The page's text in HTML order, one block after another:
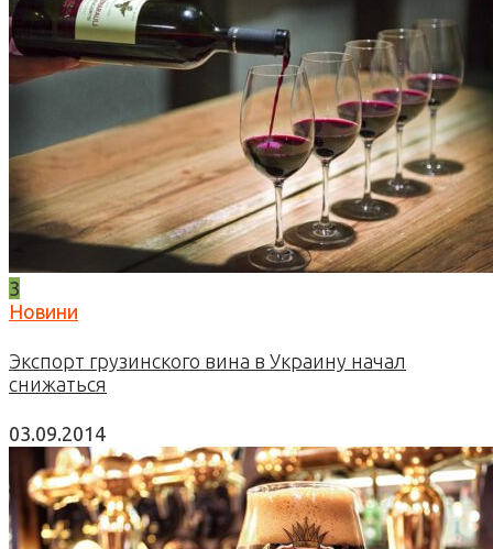
3
Новини
Экспорт грузинского вина в Украину начал
снижаться
03.09.2014